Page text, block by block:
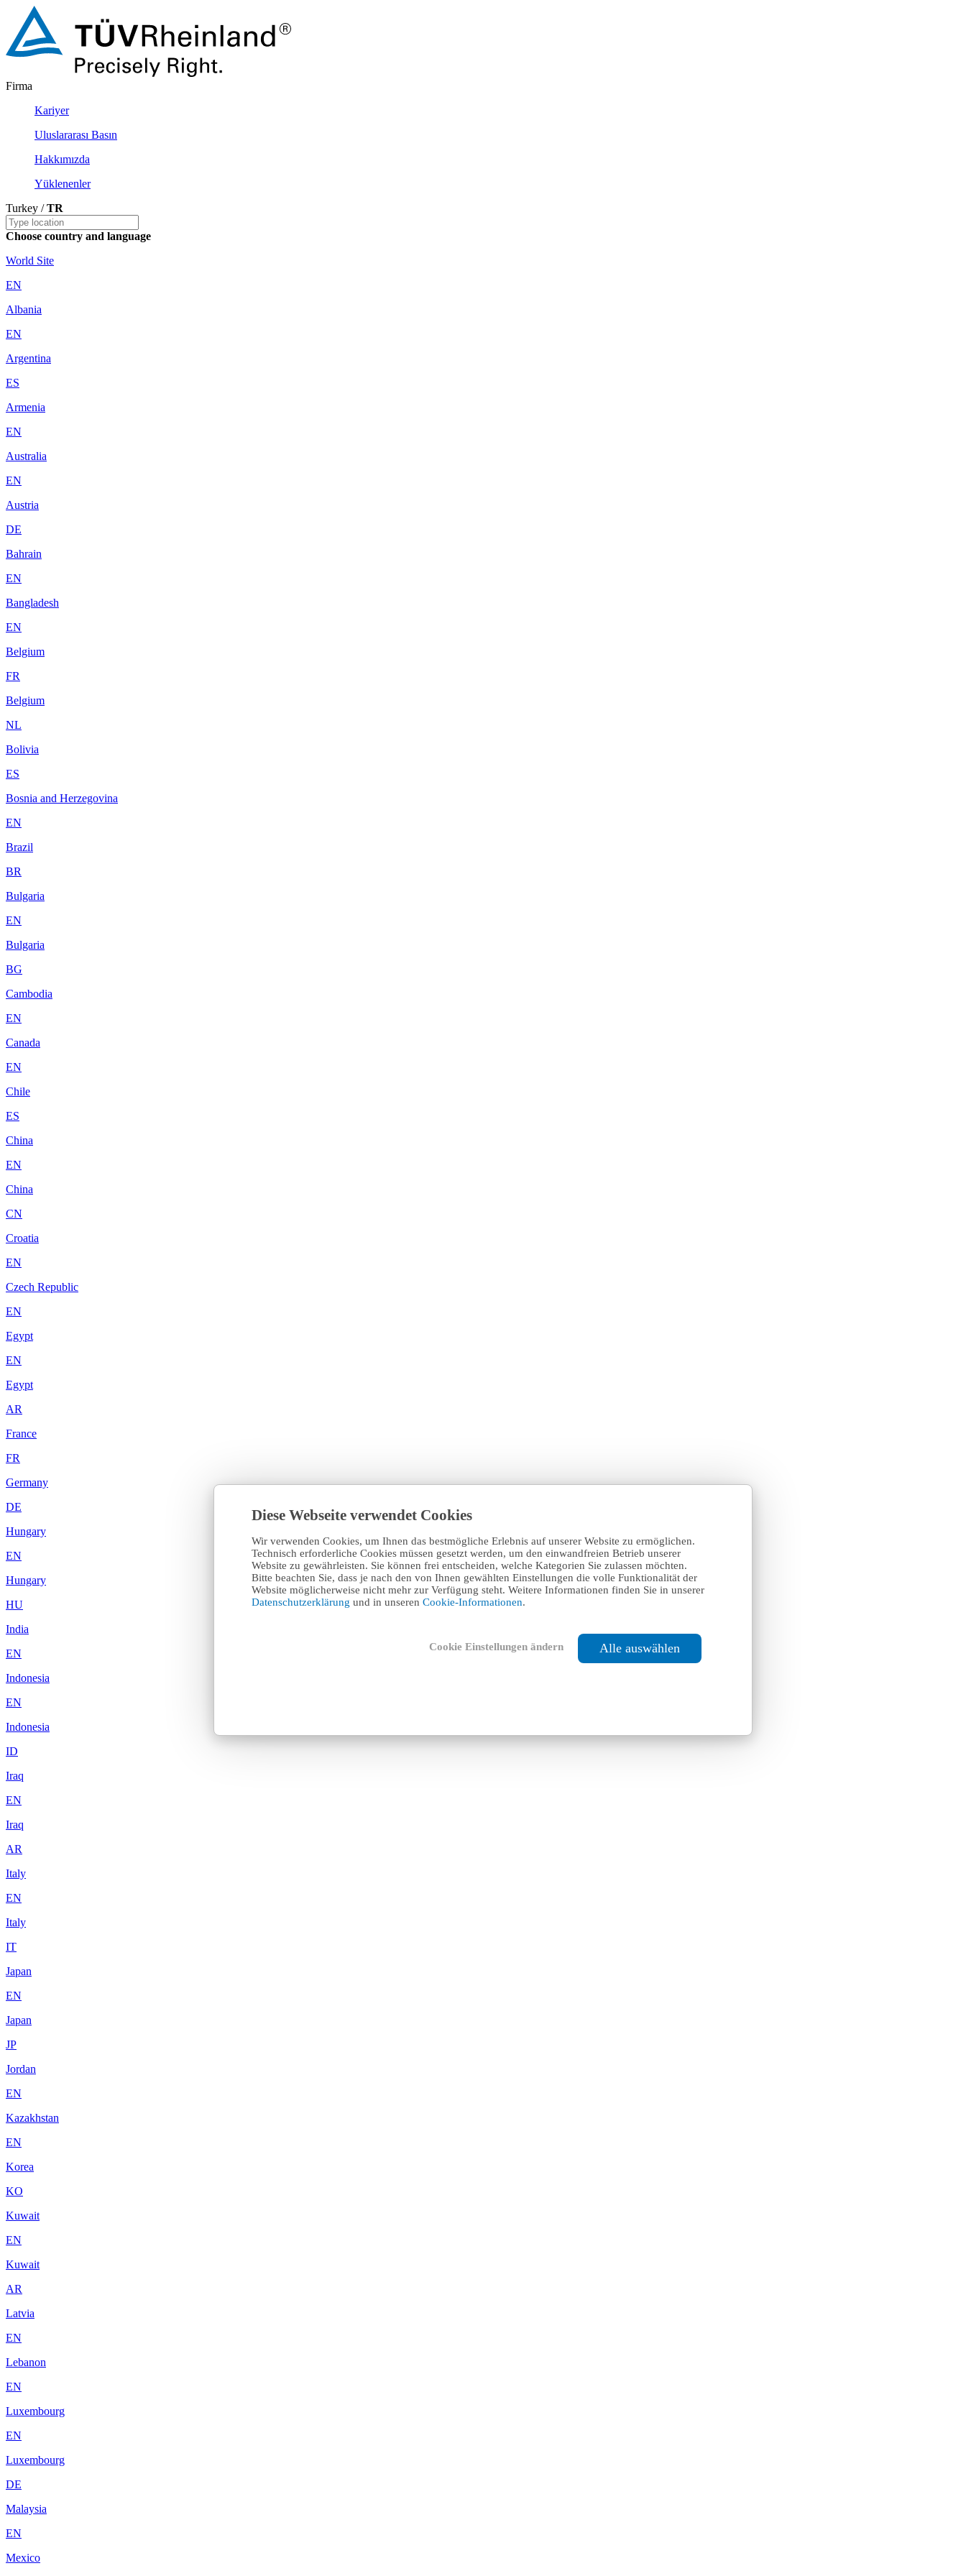
Diese Webseite verwendet Cookies
Wir verwenden Cookies, um Ihnen das bestmögliche Erlebnis auf unserer Website zu ermöglichen.
Technisch erforderliche Cookies müssen gesetzt werden, um den einwandfreien Betrieb unserer
Website zu gewährleisten. Sie können frei entscheiden, welche Kategorien Sie zulassen möchten.
Bitte beachten Sie, dass je nach den von Ihnen gewählten Einstellungen die volle Funktionalität der
Website möglicherweise nicht mehr zur Verfügung steht. Weitere Informationen finden Sie in unserer
Datenschutzerklärung und in unseren Cookie-Informationen.
Cookie Einstellungen ändern Alle auswählen
Firma
Kariyer
Uluslararası Basın
Hakkımızda
Yüklenenler
Turkey /TR
Choose country and language
World Site
EN
Albania
EN
Argentina
ES
Armenia
EN
Australia
EN
Austria
DE
Bahrain
EN
Bangladesh
EN
Belgium
FR
Belgium
NL
Bolivia
ES
Bosnia and Herzegovina
EN
Brazil
BR
Bulgaria
EN
Bulgaria
BG
Cambodia
EN
Canada
EN
Chile
ES
China
EN
China
CN
Croatia
EN
Czech Republic
EN
Egypt
EN
Egypt
AR
France
FR
Germany
DE
Hungary
EN
Hungary
HU
India
EN
Indonesia
EN
Indonesia
ID
Iraq
EN
Iraq
AR
Italy
EN
Italy
IT
Japan
EN
Japan
JP
Jordan
EN
Kazakhstan
EN
Korea
KO
Kuwait
EN
Kuwait
AR
Latvia
EN
Lebanon
EN
Luxembourg
EN
Luxembourg
DE
Malaysia
EN
Mexico